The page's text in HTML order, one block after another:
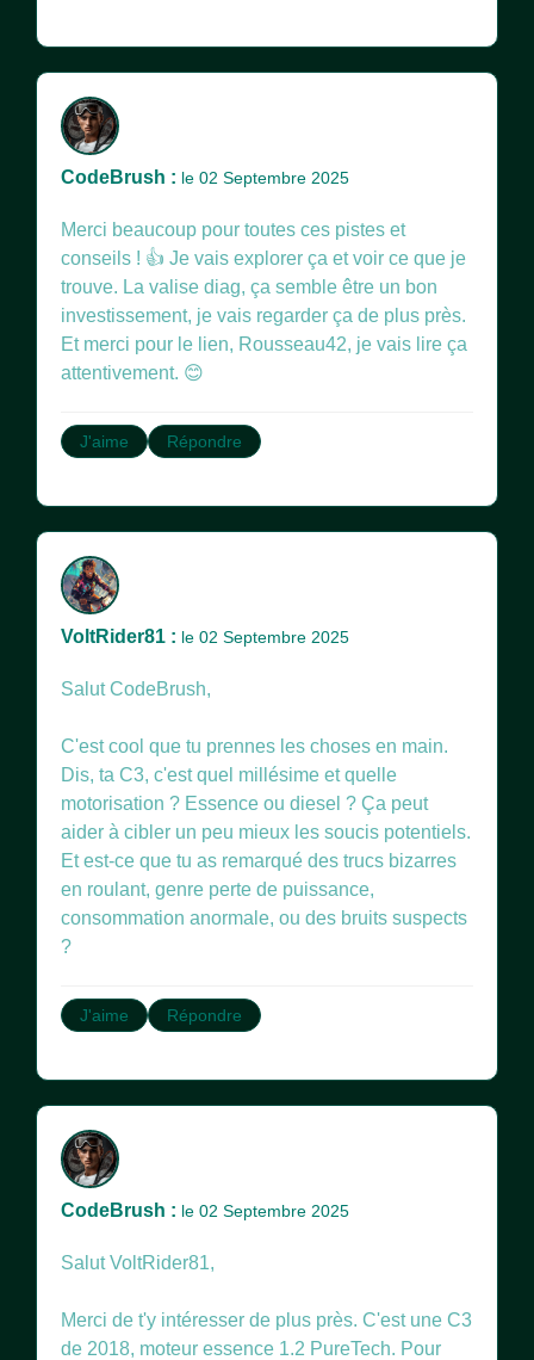
CodeBrush : le 02 Septembre 2025
Merci beaucoup pour toutes ces pistes et
conseils ! 👍 Je vais explorer ça et voir ce que je
trouve. La valise diag, ça semble être un bon
investissement, je vais regarder ça de plus près.
Et merci pour le lien, Rousseau42, je vais lire ça
attentivement. 😊
J'aime Répondre
VoltRider81 : le 02 Septembre 2025
Salut CodeBrush,
C'est cool que tu prennes les choses en main.
Dis, ta C3, c'est quel millésime et quelle
motorisation ? Essence ou diesel ? Ça peut
aider à cibler un peu mieux les soucis potentiels.
Et est-ce que tu as remarqué des trucs bizarres
en roulant, genre perte de puissance,
consommation anormale, ou des bruits suspects
?
J'aime Répondre
CodeBrush : le 02 Septembre 2025
Salut VoltRider81,
Merci de t'y intéresser de plus près. C'est une C3
de 2018, moteur essence 1.2 PureTech. Pour